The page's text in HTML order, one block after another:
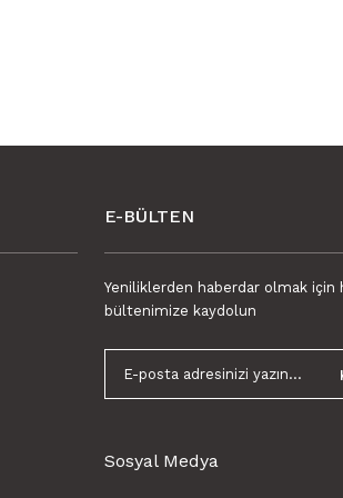
E-BÜLTEN
Yeniliklerden haberdar olmak için
bültenimize kaydolun
Sosyal Medya